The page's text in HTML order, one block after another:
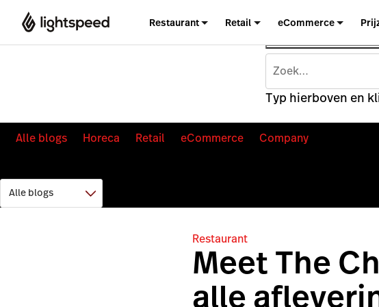
Restaurant Retail eCommerce
Typ hierboven en
Alle blogs Horeca Retail eCommerce Company
Restaurant
Meet The
alle